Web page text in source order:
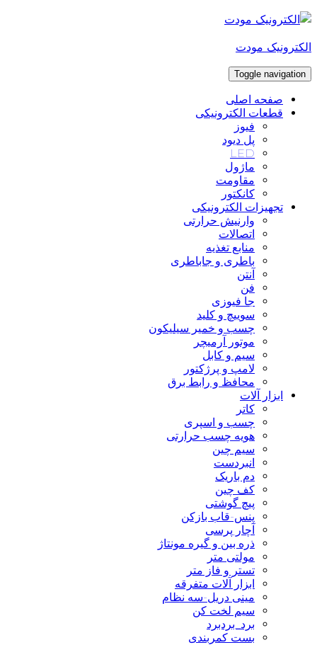
Skip
content
الکترونیک مودت
Toggle navigation
صفحه اصلی
قطعات الکترونیکی
فیوز
پل دیود
LED
ماژول
مقاومت
کانکتور
تجهیزات الکترونیکی
وارنیش حرارتی
اتصالات
منابع تغذیه
باطری و جاباطری
آنتن
فن
جا فیوزی
سوییچ و کلید
چسب و خمیر سیلیکون
موتور آرمیچر
سیم و کابل
لامپ و پرژکتور
محافظ و رابط برق
ابزار آلات
کاتر
چسب و اسپری
هویه چسب حرارتی
سیم چین
انبردست
دم باریک
کف چین
پیچ گوشتی
پنس-قاب بازکن
آچار پرسی
ذره بین و گیره مونتاژ
مولتی متر
تستر و فاز متر
ابزار آلات متفرقه
مینی دریل-سه نظام
سیم لخت کن
برد_بردبرد
بست کمربندی